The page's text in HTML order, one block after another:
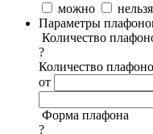
можно
нельзя
Параметры
Количество
?
Количество
от
Форма плафона
?